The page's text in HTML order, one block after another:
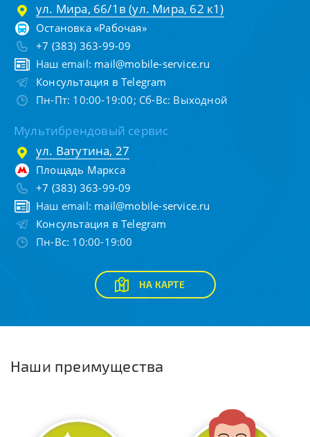
ул. Мира, 66/1в (ул. Мира, 62 к1)
Остановка «Рабочая»
+7 (383) 363-99-09
Наш email: mail@mobile-service.ru
Консультация в Telegram
Пн-Пт: 10:00-19:00; Сб-Вс: Выходной
Мультибрендовый сервис
ул. Ватутина, 27
Площадь Маркса
+7 (383) 363-99-09
Наш email: mail@mobile-service.ru
Консультация в Telegram
Пн-Вс: 10:00-19:00
НА КАРТЕ
Наши преимущества